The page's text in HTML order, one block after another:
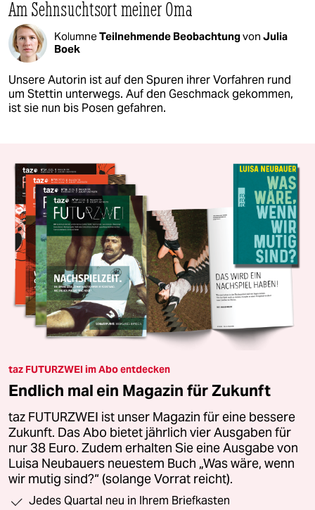
Am Sehnsuchtsort meiner Oma
KolumneTeilnehmende Beobachtungvon Julia
Boek
Unsere Autorin ist auf den Spuren ihrer Vorfahren rund
um Stettin unterwegs. Auf den Geschmack gekommen,
ist sie nun bis Posen gefahren.
taz FUTURZWEI im Abo entdecken
Endlich mal ein Magazin für Zukunft
taz FUTURZWEI ist unser Magazin für eine bessere
Zukunft. Das Abo bietet jährlich vier Ausgaben für
nur 38 Euro. Zudem erhalten Sie eine Ausgabe von
Luisa Neubauers neuestem Buch „Was wäre, wenn
wir mutig sind?“ (solange Vorrat reicht).
Jedes Quartal neu in Ihrem Briefkasten